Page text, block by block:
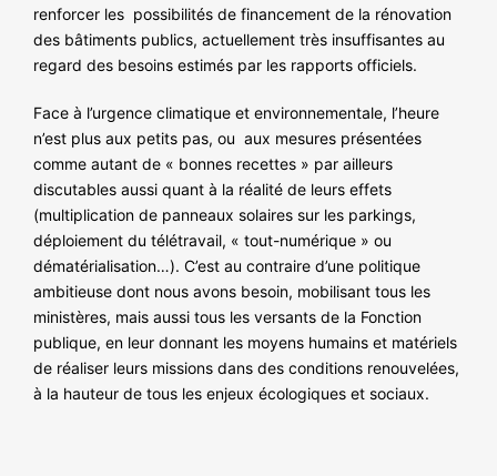
renforcer les possibilités de financement de la rénovation
des bâtiments publics, actuellement très insuffisantes au
regard des besoins estimés par les rapports officiels.
Face à l’urgence climatique et environnementale, l’heure
n’est plus aux petits pas, ou aux mesures présentées
comme autant de « bonnes recettes » par ailleurs
discutables aussi quant à la réalité de leurs effets
(multiplication de panneaux solaires sur les parkings,
déploiement du télétravail, « tout-numérique » ou
dématérialisation…). C’est au contraire d’une politique
ambitieuse dont nous avons besoin, mobilisant tous les
ministères, mais aussi tous les versants de la Fonction
publique, en leur donnant les moyens humains et matériels
de réaliser leurs missions dans des conditions renouvelées,
à la hauteur de tous les enjeux écologiques et sociaux.